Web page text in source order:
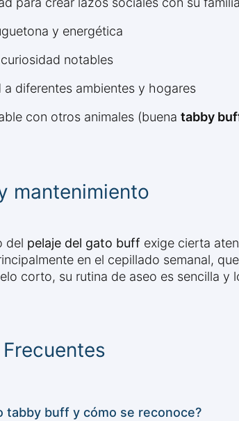
y energética
notables
diferentes ambientes y hogares
con otros animales (buena tabby
mantenimiento
del pelaje del gato buff exige cierta
en el cepillado semanal,
corto, su rutina de aseo es sencilla y
tabby buff y cómo se reconoce?